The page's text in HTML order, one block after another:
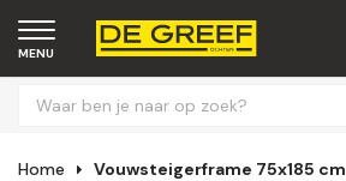
MENU
Home Vouwsteigerframe 75x185 cm